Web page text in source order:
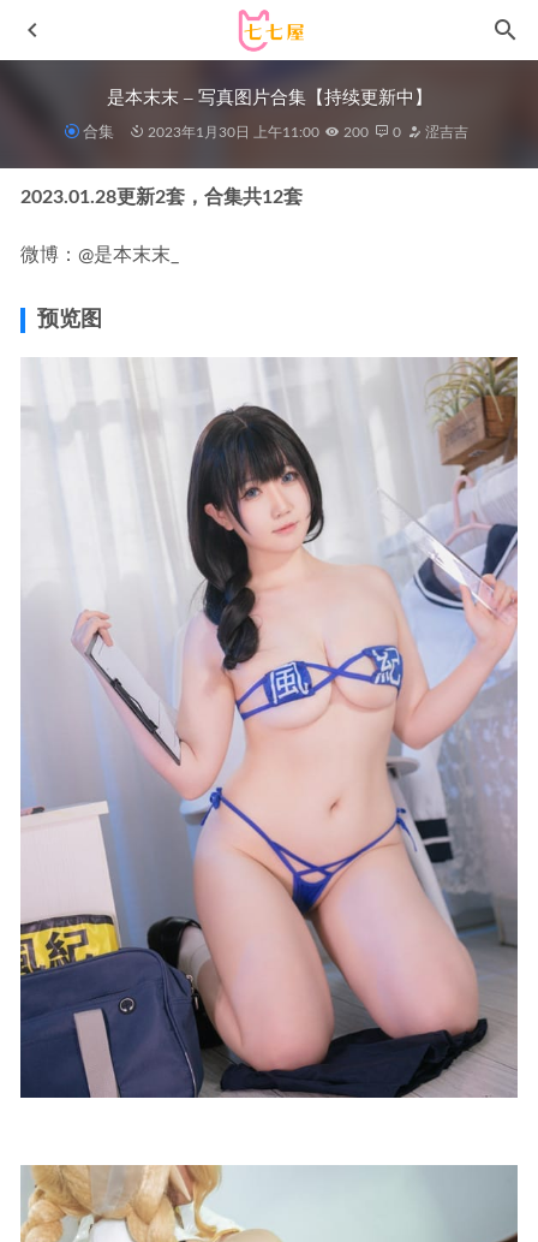
是本末末 – 写真图片合集【持续更新中】
合集 2023年1月30日 上午11:00 200 0 涩吉吉
2023.01.28更新2套，合集共12套
微博：@是本末末_
预览图
[XIUREN秀人网]2022.08.15 VOL.5435 司妃SL[57+1P／
539MB]
[微密圈]桃沢樱呀 –黄色战袍[46P12V-188M]
2023-09-22
[微密圈]奔跑的晶螺儿 –透视蕾丝装 [26P3V-175MB] 2023-
雨波_HaneAme – NO.152 Mushoku Tensei_Ghislaine_無職轉
生_基列奴[30P/71MB] 2022-05-06